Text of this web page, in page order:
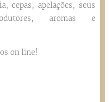
cepas, apelações, seus
aromas e
on line!